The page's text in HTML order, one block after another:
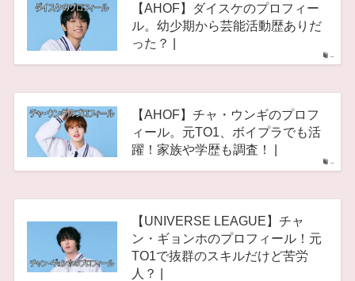
–
【AHOF】ダイスケのプロフィー
ル。幼少期から芸能活動歴ありだ
った？ |
–
【AHOF】チャ・ウンギのプロフ
ィール。元TO1、ボイプラでも活
躍！家族や学歴も調査！ |
【UNIVERSE LEAGUE】チャ
ン・ギョンホのプロフィール！元
TO1で抜群のスキルだけど苦労
人？ |